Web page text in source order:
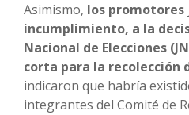
Asimismo, los
incumplimiento, a la
Nacional de Elecciones
corta para la recolección
indicaron que habría
integrantes del Comité de